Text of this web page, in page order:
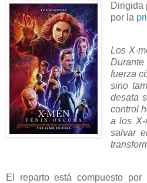
Dirigida
por la
Los X-
fuerza
sino
desata
control
a los X-
salvar
El reparto está compuesto por